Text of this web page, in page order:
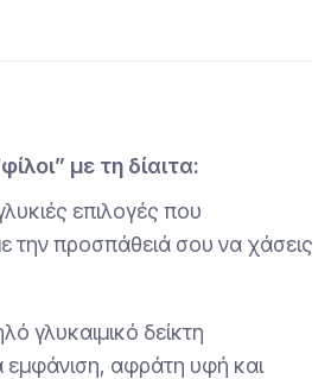
με τη δίαιτα:
επιλογές που
την προσπάθειά σου να χάσεις
γλυκαιμικό δείκτη
εμφάνιση, αφράτη υφή και